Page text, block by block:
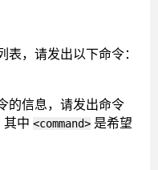
，请发出以下命令：
的信息，请发出命令
其中 <command> 是希望